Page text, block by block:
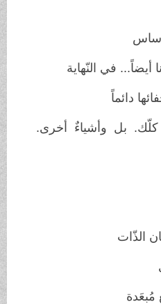
في النّهاية
دائماً
بل وأشياءٌ أخرى.